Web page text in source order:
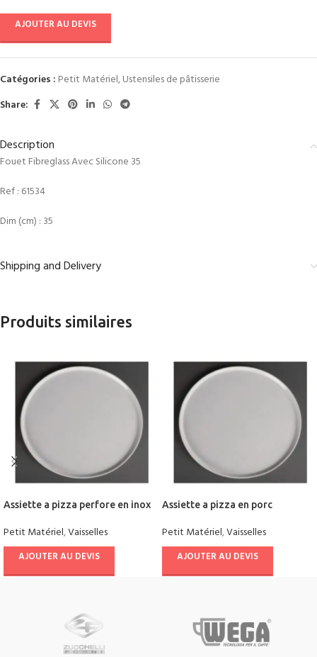
AJOUTER AU DEVIS
Catégories : Petit Matériel,Ustensiles de pâtisserie
Share:
Description
Fouet Fibreglass Avec Silicone 35
Ref : 61534
Dim (cm) : 35
Shipping and Delivery
Produits similaires
Assiette a pizza perfore en inox
Petit Matériel,Vaisselles
AJOUTER AU DEVIS
Assiette a pizza en porc
Petit Matériel,Vaisselles
AJOUTER AU DEVIS